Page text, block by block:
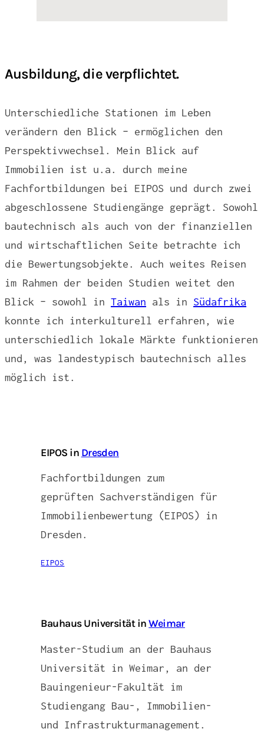
Ausbildung, die verpflichtet.
Unterschiedliche Stationen im Leben
verändern den Blick – ermöglichen den
Perspektivwechsel. Mein Blick auf
Immobilien ist u.a. durch meine
Fachfortbildungen bei EIPOS und durch zwei
abgeschlossene Studiengänge geprägt. Sowohl
bautechnisch als auch von der finanziellen
und wirtschaftlichen Seite betrachte ich
die Bewertungsobjekte. Auch weites Reisen
im Rahmen der beiden Studien weitet den
Blick – sowohl in Taiwan als in Südafrika
konnte ich interkulturell erfahren, wie
unterschiedlich lokale Märkte funktionieren
und, was landestypisch bautechnisch alles
möglich ist.
EIPOS in Dresden
Fachfortbildungen zum
geprüften Sachverständigen für
Immobilienbewertung (EIPOS) in
Dresden.
EIPOS
Bauhaus Universität inWeimar
Master-Studium an der Bauhaus
Universität in Weimar, an der
Bauingenieur-Fakultät im
Studiengang Bau-, Immobilien-
und Infrastrukturmanagement.